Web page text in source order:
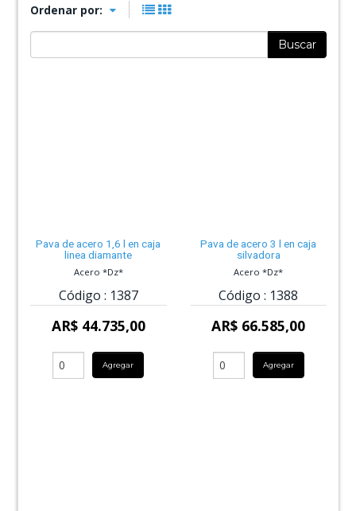
Ordenar por:
Buscar
Pava de acero 1,6 l en caja
linea diamante
Acero *Dz*
Código : 1387
AR$ 44.735,00
Agregar
Pava de acero 3 l en caja
silvadora
Acero *Dz*
Código : 1388
AR$ 66.585,00
Agregar